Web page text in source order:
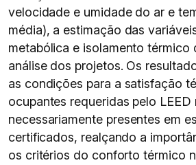
velocidade e umidade do ar e
média), a estimação das
metabólica e isolamento térmico
análise dos projetos. Os
as condições para a satisfação
ocupantes requeridas pelo LEED
necessariamente presentes em
certificados, realçando a
os critérios do conforto térmico